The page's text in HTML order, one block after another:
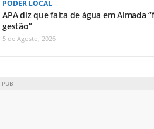
PODER LOCAL
APA diz que falta de água em Almada
gestão”
5 de Agosto, 2026
PUB